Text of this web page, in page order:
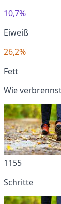
10,7%
Eiweiß
26,2%
Fett
Wie
1155
Schritte